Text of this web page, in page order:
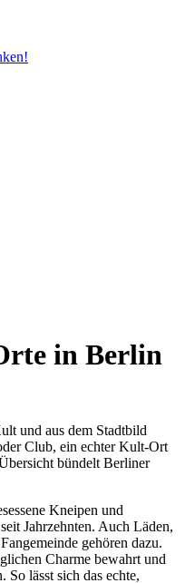
in Berlin
und aus dem Stadtbild
Club, ein echter Kult-Ort
bündelt Berliner
Kneipen und
Jahrzehnten. Auch Läden,
gehören dazu.
Charme bewahrt und
So lässt sich das echte,